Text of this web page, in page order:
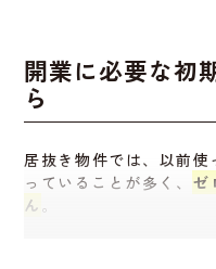
開業に必要な初
ら
居抜き物件では、以前
っていることが多く、 ゼ
ん 。